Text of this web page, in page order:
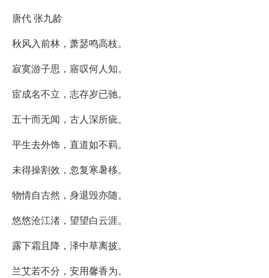
唐代 张九龄
秋风入前林，萧瑟鸣高枝。
寂寞游子思，寤叹何人知。
宦成名不立，志存岁已驰。
五十而无闻，古人深所疵。
平生去外饰，直道如不羁。
未得操割效，忽复寒暑移。
物情自古然，身退毁亦随。
悠悠沧江渚，望望白云涯。
露下霜且降，泽中草离披。
兰艾若不分，安用馨香为。